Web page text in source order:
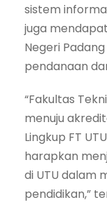
sistem
juga
Negeri
pendanaan
“Fakultas
menuju
Lingkup FT
harapkan
di UTU dalam
pendidikan,”